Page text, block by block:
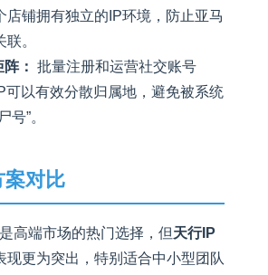
店铺拥有独立的IP环境，防止亚马
。
： 批量注册和运营社交账号
可以有效分散归属地，避免被系统
号”。
案对比
高端市场的热门选择，但天行IP
现更为突出，特别适合中小型团队